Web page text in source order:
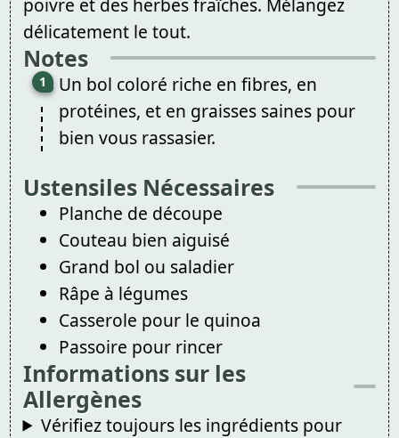
poivre et des herbes fraîches. Mélangez
délicatement le tout.
Notes
Un bol coloré riche en fibres, en
protéines, et en graisses saines pour
bien vous rassasier.
Ustensiles Nécessaires
Planche de découpe
Couteau bien aiguisé
Grand bol ou saladier
Râpe à légumes
Casserole pour le quinoa
Passoire pour rincer
Informations sur les
Allergènes
Vérifiez toujours les ingrédients pour